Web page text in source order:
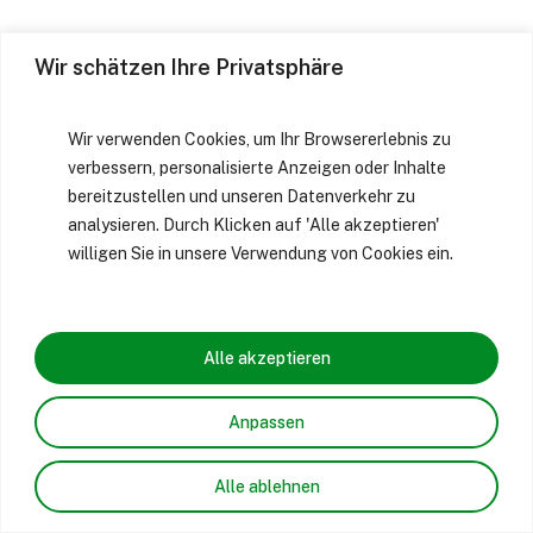
Wir schätzen Ihre Privatsphäre
Wir verwenden Cookies, um Ihr Browsererlebnis zu
verbessern, personalisierte Anzeigen oder Inhalte
bereitzustellen und unseren Datenverkehr zu
analysieren. Durch Klicken auf 'Alle akzeptieren'
willigen Sie in unsere Verwendung von Cookies ein.
Anpassen
Alle ablehnen
Alle akzeptieren